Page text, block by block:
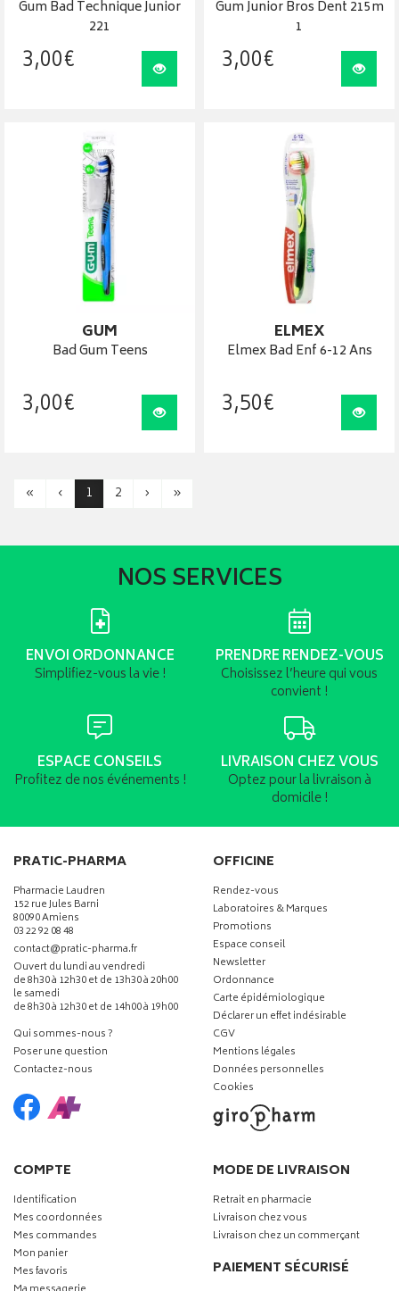
Gum Bad Technique Junior
221
3,00€ Visualiser
Gum Junior Bros Dent 215m
1
3,00€
GUM
Bad Gum Teens
3,00€ Visualiser
ELMEX
Elmex Bad Enf 6-12 Ans
3,50€
« ‹ 1 2 › »
NOS SERVICES
ENVOI ORDONNANCE
Simplifiez-vous la vie !
PRENDRE RENDEZ-VOUS
Choisissez l’heure qui vous
convient !
ESPACE CONSEILS
Profitez de nos événements !
LIVRAISON CHEZ VOUS
Optez pour la livraison à
domicile !
PRATIC-PHARMA
Pharmacie Laudren
152 rue Jules Barni
80090 Amiens
03 22 92 08 48
contact-
@-
pratic-pharma.fr
Ouvert du lundi au vendredi
de 8h30 à 12h30 et de 13h30 à 20h00
le samedi
de 8h30 à 12h30 et de 14h00 à 19h00
Qui sommes-nous ?
Poser une question
Contactez-nous
OFFICINE
Rendez-vous
Laboratoires & Marques
Promotions
Espace conseil
Newsletter
Ordonnance
Carte épidémiologique
Déclarer un effet indésirable
CGV
Mentions légales
Données personnelles
Cookies
COMPTE
Identification
Mes coordonnées
Mes commandes
Mon panier
Mes favoris
MODE DE LIVRAISON
Retrait en pharmacie
Livraison chez vous
Livraison chez un commerçant
PAIEMENT SÉCURISÉ